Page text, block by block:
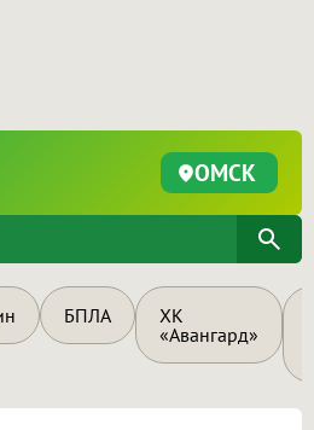
ОМСК
БПЛА
ХК
«Авангард»